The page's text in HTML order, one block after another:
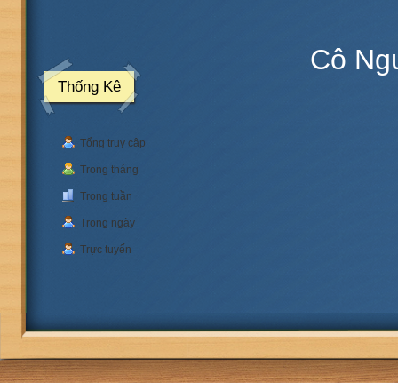
Thống Kê
Tổng truy cập
Trong tháng
Trong tuần
Trong ngày
Trực tuyến
Cô